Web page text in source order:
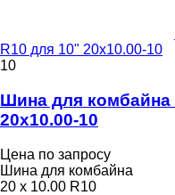
R10 для 10" 20x10.00-10
10
Шина для комбайна
20x10.00-10
Цена по запросу
Шина для комбайна
20 x 10.00 R10